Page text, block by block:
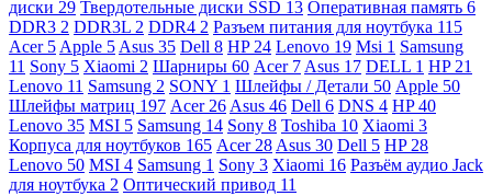
диски 29 Твердотельные диски SSD 13 Оперативная память 6
DDR3 2 DDR3L 2 DDR4 2 Разъем питания для ноутбука 115
Acer 5 Apple 5 Asus 35 Dell 8 HP 24 Lenovo 19 Msi 1 Samsung
11 Sony 5 Xiaomi 2 Шарниры 60 Acer 7 Asus 17 DELL 1 HP 21
Lenovo 11 Samsung 2 SONY 1 Шлейфы / Детали 50 Apple 50
Шлейфы матриц 197 Acer 26 Asus 46 Dell 6 DNS 4 HP40
Lenovo 35 MSI 5 Samsung 14 Sony 8 Toshiba 10 Xiaomi 3
Корпуса для ноутбуков 165 Acer 28 Asus 30 Dell 5 HP 28
Lenovo 50 MSI 4 Samsung 1 Sony 3 Xiaomi 16 Разъём аудио Jack
для ноутбука 2 Оптический привод 11